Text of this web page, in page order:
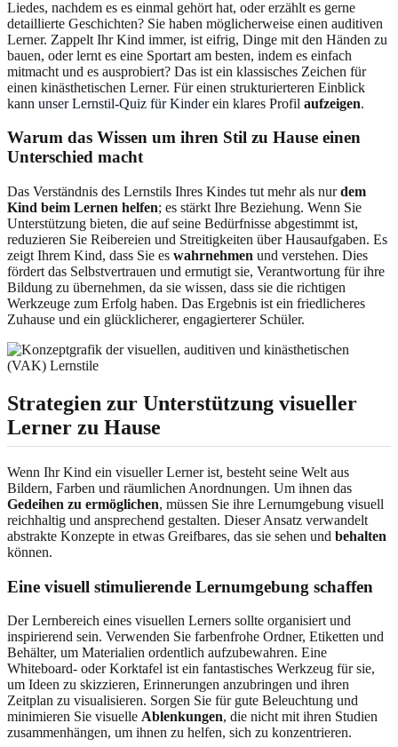
Liedes, nachdem es es einmal gehört hat, oder erzählt es gerne
detaillierte Geschichten? Sie haben möglicherweise einen auditiven
Lerner. Zappelt Ihr Kind immer, ist eifrig, Dinge mit den Händen zu
bauen, oder lernt es eine Sportart am besten, indem es einfach
mitmacht und es ausprobiert? Das ist ein klassisches Zeichen für
einen kinästhetischen Lerner. Für einen strukturierteren Einblick
kann unser Lernstil-Quiz für Kinderein klares Profil aufzeigen.
Warum das Wissen um ihren Stil zu Hause einen
Unterschied macht
Das Verständnis des Lernstils Ihres Kindes tut mehr als nurdem
Kind beim Lernen helfen; es stärkt Ihre Beziehung. Wenn Sie
Unterstützung bieten, die auf seine Bedürfnisse abgestimmt ist,
reduzieren Sie Reibereien und Streitigkeiten über Hausaufgaben. Es
zeigt Ihrem Kind, dass Sie es wahrnehmen und verstehen. Dies
fördert das Selbstvertrauen und ermutigt sie, Verantwortung für ihre
Bildung zu übernehmen, da sie wissen, dass sie die richtigen
Werkzeuge zum Erfolg haben. Das Ergebnis ist ein friedlicheres
Zuhause und ein glücklicherer, engagierterer Schüler.
Strategien zur Unterstützung visueller
Lerner zu Hause
Wenn Ihr Kind ein visueller Lerner ist, besteht seine Welt aus
Bildern, Farben und räumlichen Anordnungen. Um ihnen das
Gedeihen zu ermöglichen, müssen Sie ihre Lernumgebung visuell
reichhaltig und ansprechend gestalten. Dieser Ansatz verwandelt
abstrakte Konzepte in etwas Greifbares, das sie sehen und behalten
können.
Eine visuell stimulierende Lernumgebung schaffen
Der Lernbereich eines visuellen Lerners sollte organisiert und
inspirierend sein. Verwenden Sie farbenfrohe Ordner, Etiketten und
Behälter, um Materialien ordentlich aufzubewahren. Eine
Whiteboard- oder Korktafel ist ein fantastisches Werkzeug für sie,
um Ideen zu skizzieren, Erinnerungen anzubringen und ihren
Zeitplan zu visualisieren. Sorgen Sie für gute Beleuchtung und
minimieren Sie visuelle Ablenkungen, die nicht mit ihren Studien
zusammenhängen, um ihnen zu helfen, sich zu konzentrieren.